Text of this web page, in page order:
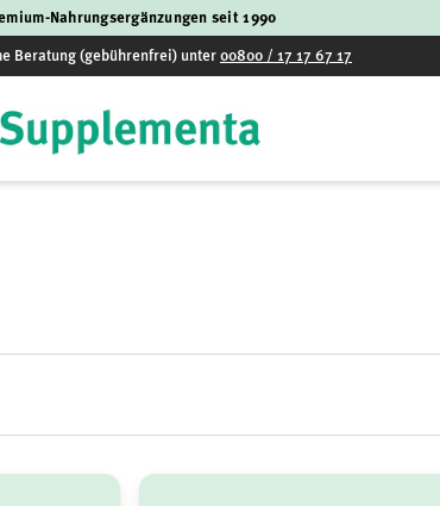
Nahrungsergänzungen seit 1990
Beratung (gebührenfrei) unter 00800 / 17 17 67 17